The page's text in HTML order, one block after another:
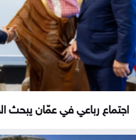
اجتماع رباعي في عمّان يبحث